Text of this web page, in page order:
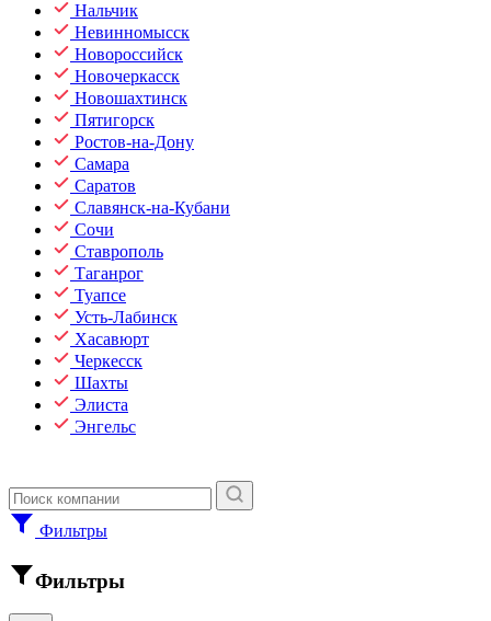
Нальчик
Невинномысск
Новороссийск
Новочеркасск
Новошахтинск
Пятигорск
Ростов-на-Дону
Самара
Саратов
Славянск-на-Кубани
Сочи
Ставрополь
Таганрог
Туапсе
Усть-Лабинск
Хасавюрт
Черкесск
Шахты
Элиста
Энгельс
Фильтры
Фильтры